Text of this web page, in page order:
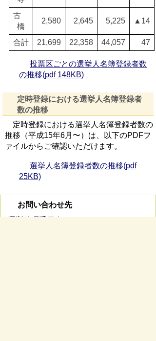
古
橋
2,580 2,645 5,225 ▲14
合計 21,699 22,358 44,057 47
投票区ごとの選挙人名簿登録者数
の推移(pdf 148KB)
定時登録における選挙人名簿登録者
数の推移
定時登録における選挙人名簿登録者数の
推移（平成15年6月〜）は、以下のPDFフ
ァイルからご確認いただけます。
選挙人名簿登録者数の推移(pdf
25KB)
お問い合わせ先